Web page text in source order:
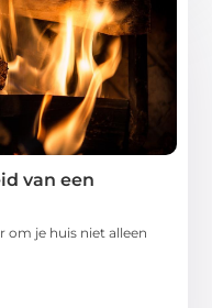
van een
om je huis niet alleen